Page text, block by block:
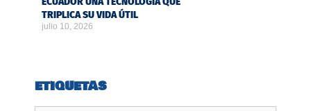
TRIPLICA SU VIDA ÚTIL
julio 10, 2026
ETIQUETAS